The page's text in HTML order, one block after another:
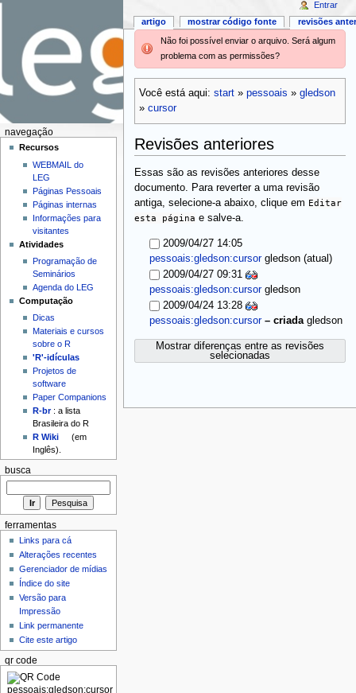
Não foi possível enviar o arquivo. Será algum
problema com as permissões?
Você está aqui: start» pessoais » gledson
» cursor
Revisões anteriores
Essas são as revisões anteriores desse
documento. Para reverter a uma revisão
antiga, selecione-a abaixo, clique em Editar
esta página e salve-a.
2009/04/27 14:05
pessoais:gledson:cursor gledson(atual)
2009/04/27 09:31
pessoais:gledson:cursor gledson
2009/04/24 13:28
pessoais:gledson:cursor – criada gledson
Mostrar diferenças entre as revisões
selecionadas
artigo mostrar código fonte revisões
Entrar
navegação
Recursos
WEBMAIL do
LEG
Páginas Pessoais
Páginas internas
Informações para
visitantes
Atividades
Programação de
Seminários
Agenda do LEG
Computação
Dicas
Materiais e cursos
sobre o R
'R'-idículas
Projetos de
software
Paper Companions
R-br: a lista
Brasileira do R
R Wiki
(em
Inglês).
busca
ferramentas
Links para cá
Alterações recentes
Gerenciador de mídias
Índice do site
Versão para
Impressão
Link permanente
Cite este artigo
qr code